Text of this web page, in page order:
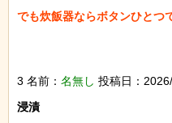
でも炊飯器ならボタンひとつ
3 名前： 名無し 投稿日：
浸漬